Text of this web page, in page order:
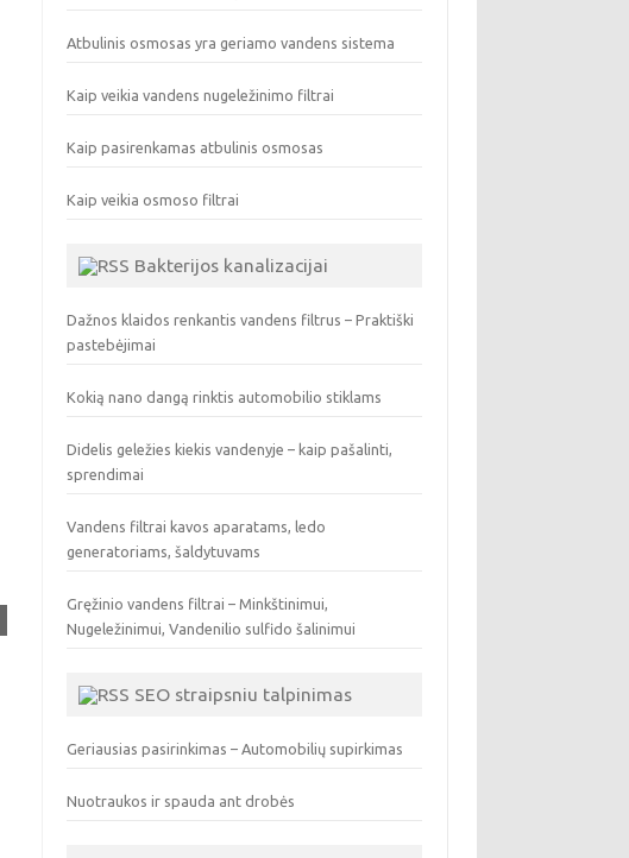
Atbulinis osmosas yra geriamo vandens sistema
Kaip veikia vandens nugeležinimo filtrai
Kaip pasirenkamas atbulinis osmosas
Kaip veikia osmoso filtrai
Bakterijos kanalizacijai
Dažnos klaidos renkantis vandens filtrus – Praktiški
pastebėjimai
Kokią nano dangą rinktis automobilio stiklams
Didelis geležies kiekis vandenyje – kaip pašalinti,
sprendimai
Vandens filtrai kavos aparatams, ledo
generatoriams, šaldytuvams
Gręžinio vandens filtrai – Minkštinimui,
Nugeležinimui, Vandenilio sulfido šalinimui
SEO straipsniu talpinimas
Geriausias pasirinkimas – Automobilių supirkimas
Nuotraukos ir spauda ant drobės